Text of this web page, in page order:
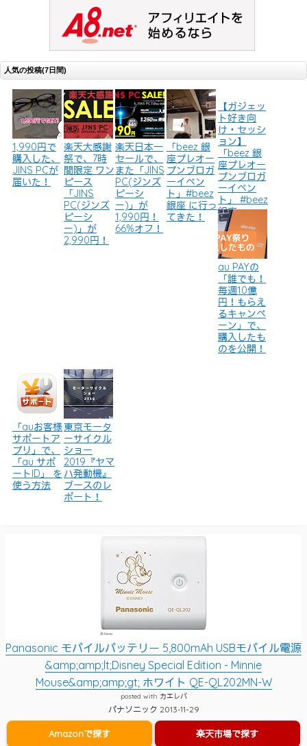
人気の投稿(7日間)
1,990円で
購入した、
JINS PCが
届いた！
楽天大感謝
祭で、7時
間限定 ワン
ピース
「JINS
PC(ジンズ
ピーシ
ー)」が
2,990円！
楽天日本一
セールで、
また「JINS
PC(ジンズ
ピーシ
ー)」が
1,990円！
66%オフ！
「beez 銀
座プレオー
プンブロガ
ーイベン
ト」#beez
銀座 に行っ
てきた！
【ガジェッ
ト好き向
け・セッシ
ョン】
「beez 銀
座プレオー
プンブロガ
ーイベン
ト」 #beez
銀座
au PAYの
「誰でも！
毎週10億
円！もらえ
るキャンペ
ーン」で、
購入したも
のを公開！
「auお客様
サポートア
プリ」で、
「au サポ
ートID」 を
使う方法
東京モータ
ーサイクル
ショー
2019『ヤマ
ハ発動機』
ブースのレ
ポート！
Panasonic モバイルバッテリー 5,800mAh USBモバイル電源
&amp;amp;lt;Disney Special Edition - Minnie
Mouse&amp;amp;gt; ホワイト QE-QL202MN-W
posted with カエレバ
パナソニック 2013-11-29
Amazonで探す 楽天市場で探す